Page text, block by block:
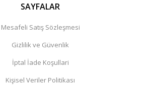
SAYFALAR
Mesafeli Satış Sözleşmesi
Gizlilik ve Güvenlik
İptal İade Koşullari
Kişisel Veriler Politikası